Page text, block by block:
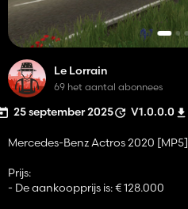
Le Lorrain
69 het aantal abonnees
25 september 2025 V1.0.0.0
Mercedes-Benz Actros 2020 [MP5]
Prijs:
- De aankoopprijs is: € 128.000